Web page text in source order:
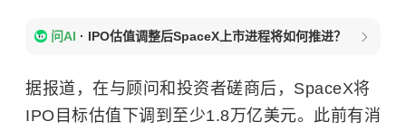
问AI · IPO估值调整后SpaceX上市进程将如何推进？
据报道，在与顾问和投资者磋商后，SpaceX将
IPO目标估值下调到至少1.8万亿美元。此前有消